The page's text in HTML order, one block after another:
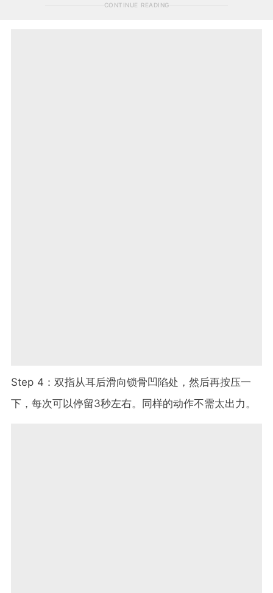
CONTINUE READING
Step 4：双指从耳后滑向锁骨凹陷处，然后再按压一
下，每次可以停留3秒左右。同样的动作不需太出力。